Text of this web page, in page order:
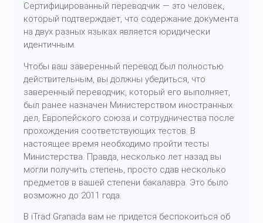
Сертифицированный переводчик — это человек,
который подтверждает, что содержание документа
на двух разных языках является юридически
идентичным.
Чтобы ваш заверенный перевод был полностью
действительным, вы должны убедиться, что
заверенный переводчик, который его выполняет,
был ранее назначен Министерством иностранных
дел, Европейского союза и сотрудничества после
прохождения соответствующих тестов. В
настоящее время необходимо пройти тесты
Министерства. Правда, несколько лет назад вы
могли получить степень, просто сдав несколько
предметов в вашей степени бакалавра. Это было
возможно до 2011 года.
В iTrad Granada вам не придется беспокоиться об